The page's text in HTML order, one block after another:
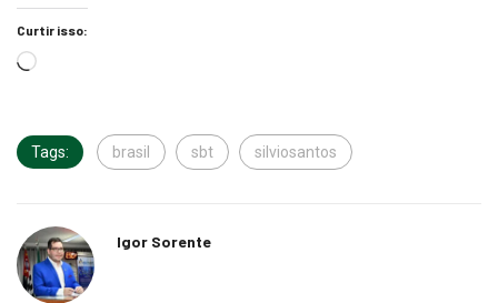
Curtir isso:
Tags: brasil sbt silviosantos
Igor Sorente